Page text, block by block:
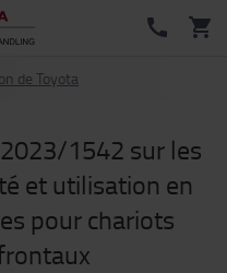
de Toyota
1542 sur les
et utilisation en
pour chariots